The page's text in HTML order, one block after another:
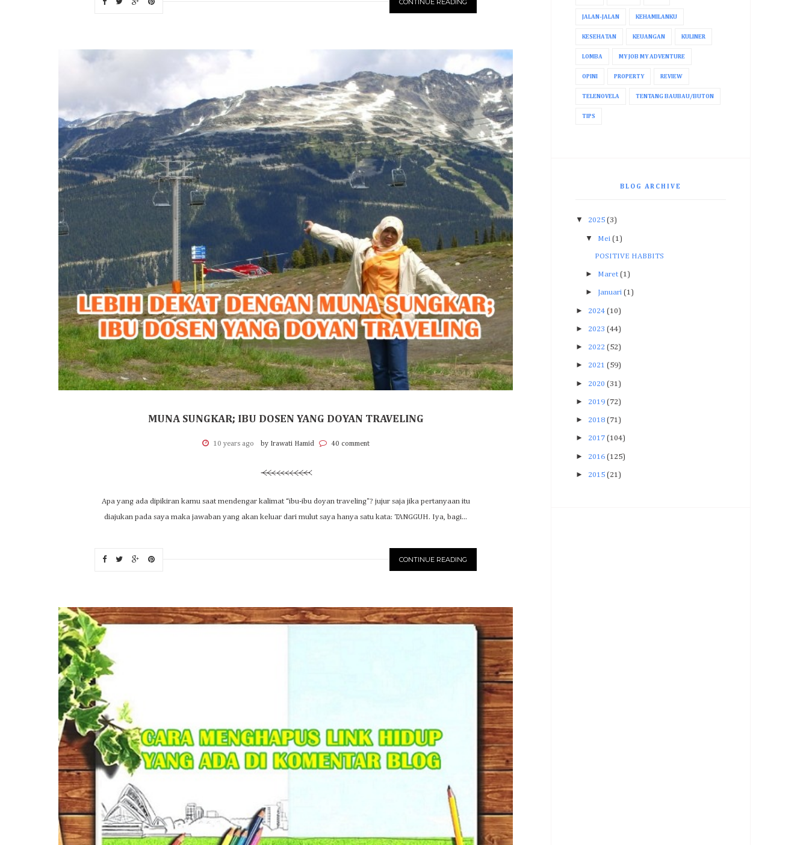
CONTINUE READING
MUNA SUNGKAR; IBU DOSEN YANG DOYAN TRAVELING
10 years ago by Irawati Hamid 40 comment
Apa yang ada dipikiran kamu saat mendengar kalimat “ibu-ibu doyan traveling"? jujur saja jika pertanyaan itu
diajukan pada saya maka jawaban yang akan keluar dari mulut saya hanya satu kata: TANGGUH. Iya, bagi...
CONTINUE READING
JALAN-JALAN KEHAMILANKU
KESEHATAN KEUANGAN KULINER
LOMBA MY JOB MY ADVENTURE
OPINI PROPERTY REVIEW
TELENOVELA TENTANG BAUBAU/BUTON
TIPS
BLOG ARCHIVE
▼ 2025 (3)
▼ Mei (1)
POSITIVE HABBITS
► Maret (1)
► Januari (1)
► 2024 (10)
► 2023 (44)
► 2022 (52)
► 2021 (59)
► 2020 (31)
► 2019 (72)
► 2018 (71)
► 2017 (104)
► 2016 (125)
► 2015 (21)